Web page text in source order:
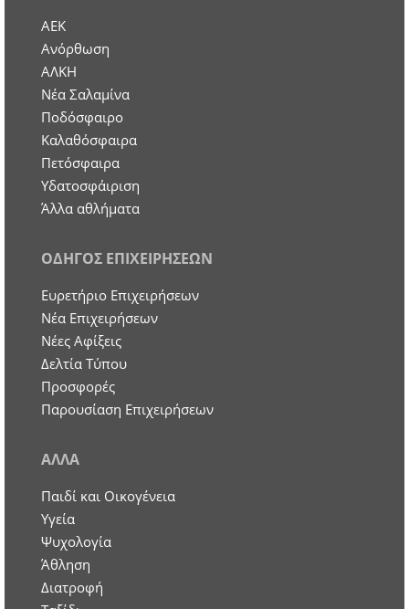
ΑΕΚ
Ανόρθωση
ΑΛΚΗ
Νέα Σαλαμίνα
Ποδόσφαιρο
Καλαθόσφαιρα
Πετόσφαιρα
Υδατοσφάιριση
Άλλα αθλήματα
ΟΔΗΓΟΣ ΕΠΙΧΕΙΡΗΣΕΩΝ
Ευρετήριο Επιχειρήσεων
Nέα Επιχειρήσεων
Νέες Αφίξεις
Δελτία Τύπου
Προσφορές
Παρουσίαση Επιχειρήσεων
ΑΛΛΑ
Παιδί και Οικογένεια
Υγεία
Ψυχολογία
Άθληση
Διατροφή